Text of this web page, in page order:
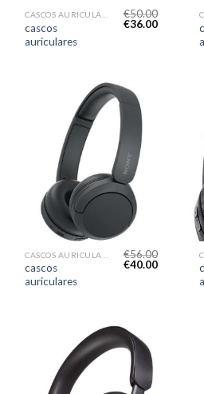
cascos
auriculares
€50.00
€36.00
cascos
auriculares
€56.00
€40.00